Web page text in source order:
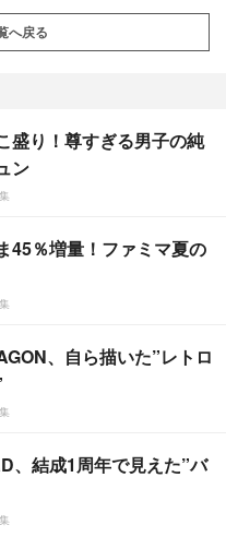
へ戻る
盛り！尊すぎる男子の純
ン
45％増量！ファミマ夏の
、自ら描いた”レトロ
、結成1周年で見えた”バ